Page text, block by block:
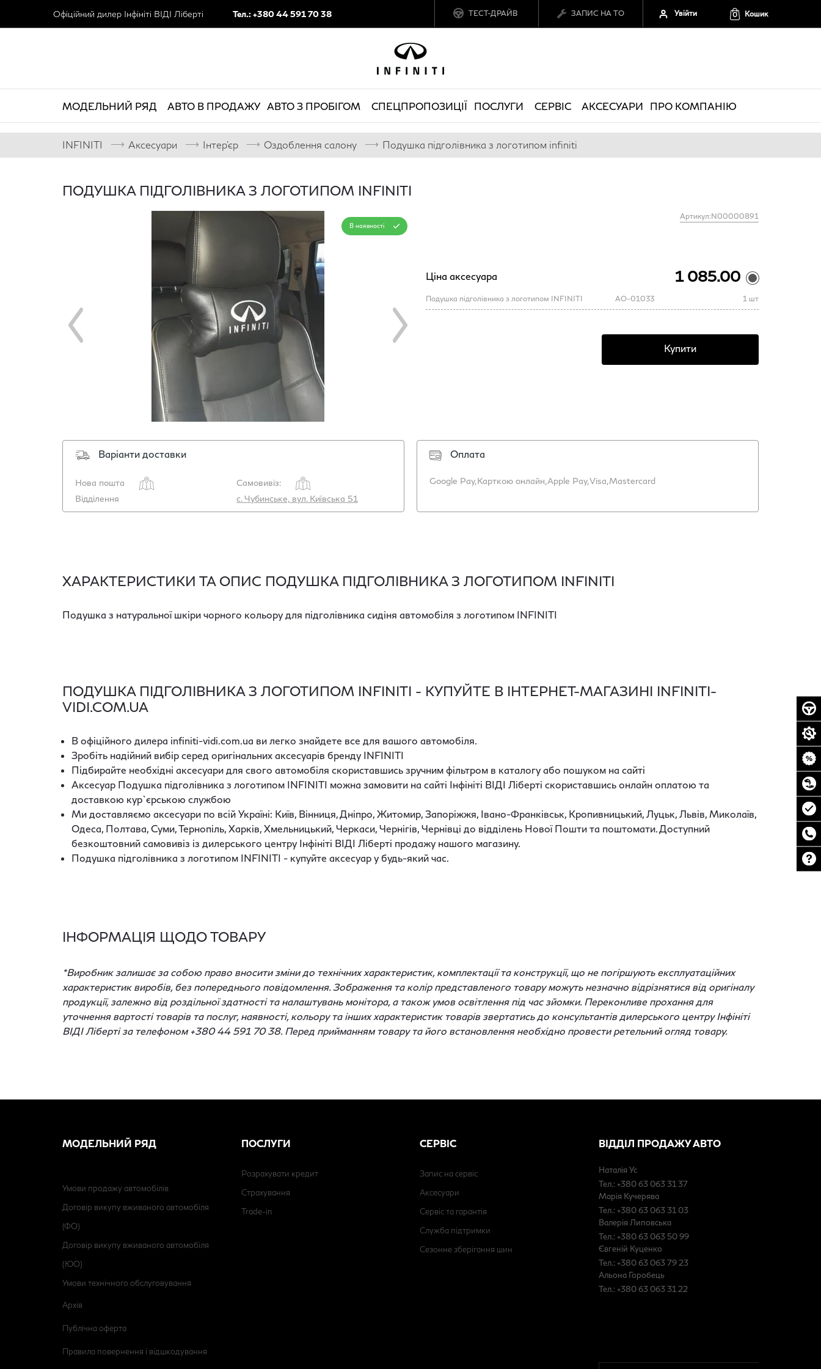
Офіційний дилер Інфініті ВІДІ Ліберті Тел.: +380 44 591 70 38 ТЕСТ-ДРАЙВ ЗАПИС НА ТО Увійти 0 Кошик
МОДЕЛЬНИЙ РЯД АВТО В ПРОДАЖУ АВТО З ПРОБІГОМ СПЕЦПРОПОЗИЦІЇ ПОСЛУГИ СЕРВІС АКСЕСУАРИ ПРО КОМПАНІЮ
INFINITI ⟶ Аксесуари ⟶ Інтер'єр ⟶ Оздоблення салону ⟶ Подушка підголівника з логотипом infiniti
ПОДУШКА ПІДГОЛІВНИКА З ЛОГОТИПОМ INFINITI
В наявності
Артикул:N00000891
Ціна аксесуара 1 085.00
Подушка підголівника з логотипом INFINITI AO-01033 1 шт
Купити
Варіанти доставки
Нова пошта
Самовивіз:
Відділення
с. Чубинське, вул. Київська 51
Оплата
Google Pay,Карткою онлайн,Apple Pay,Visa,Mastercard
ХАРАКТЕРИСТИКИ ТА ОПИС ПОДУШКА ПІДГОЛІВНИКА З ЛОГОТИПОМ INFINITI
Подушка з натуральної шкіри чорного кольору для підголівника сидіня автомобіля з логотипом INFINITI
ПОДУШКА ПІДГОЛІВНИКА З ЛОГОТИПОМ INFINITI - КУПУЙТЕ В ІНТЕРНЕТ-МАГАЗИНІ INFINITI-
VIDI.COM.UA
В офіційного дилера infiniti-vidi.com.ua ви легко знайдете все для вашого автомобіля.
Зробіть надійний вибір серед оригінальних аксесуарів бренду INFINITI
Підбирайте необхідні аксесуари для свого автомобіля скориставшись зручним фільтром в каталогу або пошуком на сайті
Аксесуар Подушка підголівника з логотипом INFINITI можна замовити на сайті Інфініті ВІДІ Ліберті скориставшись онлайн оплатою та
доставкою кур`єрською службою
Ми доставляємо аксесуари по всій Україні: Київ, Вінниця, Дніпро, Житомир, Запоріжжя, Івано-Франківськ, Кропивницький, Луцьк, Львів, Миколаїв,
Одеса, Полтава, Суми, Тернопіль, Харків, Хмельницький, Черкаси, Чернігів, Чернівці до відділень Нової Пошти та поштомати. Доступний
безкоштовний самовивіз із дилерського центру Інфініті ВІДІ Ліберті продажу нашого магазину.
Подушка підголівника з логотипом INFINITI - купуйте аксесуар у будь-який час.
ІНФОРМАЦІЯ ЩОДО ТОВАРУ
*Виробник залишає за собою право вносити зміни до технічних характеристик, комплектації та конструкції, що не погіршують експлуатаційних
характеристик виробів, без попереднього повідомлення. Зображення та колір представленого товару можуть незначно відрізнятися від оригіналу
продукції, залежно від роздільної здатності та налаштувань монітора, а також умов освітлення під час зйомки. Переконливе прохання для
уточнення вартості товарів та послуг, наявності, кольору та інших характеристик товарів звертатись до консультантів дилерського центру Інфініті
ВІДІ Ліберті за телефоном +380 44 591 70 38. Перед прийманням товару та його встановлення необхідно провести ретельний огляд товару.
МОДЕЛЬНИЙ РЯД
Умови продажу автомобілів
Договір викупу вживаного автомобіля
(ФО)
Договір викупу вживаного автомобіля
(ЮО)
Умови технічного обслуговування
Архів
Публічна оферта
Правила повернення і відшкодування
ПОСЛУГИ
Розрахувати кредит
Страхування
Trade-in
СЕРВІС
Запис на сервіс
Аксесуари
Сервіс та гарантія
Служба підтримки
Сезонне зберігання шин
ВІДДІЛ ПРОДАЖУ АВТО
Наталія Ус
Тел.: +380 63 063 31 37
Марія Кучерява
Тел.: +380 63 063 31 03
Валерія Липовська
Тел.: +380 63 063 50 99
Євгеній Куценко
Тел.: +380 63 063 79 23
Альона Горобець
Тел.: +380 63 063 31 22